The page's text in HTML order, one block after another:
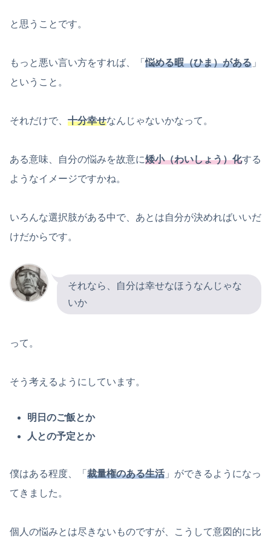
と思うことです。
もっと悪い言い方をすれば、「悩める暇（ひま）がある 」
ということ。
それだけで、 十分幸せなんじゃないかなって。
ある意味、自分の悩みを故意に矮小（わいしょう）化する
ようなイメージですかね。
いろんな選択肢がある中で、あとは自分が決めればいいだ
けだからです。
それなら、自分は幸せなほうなんじゃな
いか
って。
そう考えるようにしています。
明日のご飯とか
人との予定とか
僕はある程度、「 裁量権のある生活」ができるようになっ
てきました。
個人の悩みとは尽きないものですが、こうして意図的に比